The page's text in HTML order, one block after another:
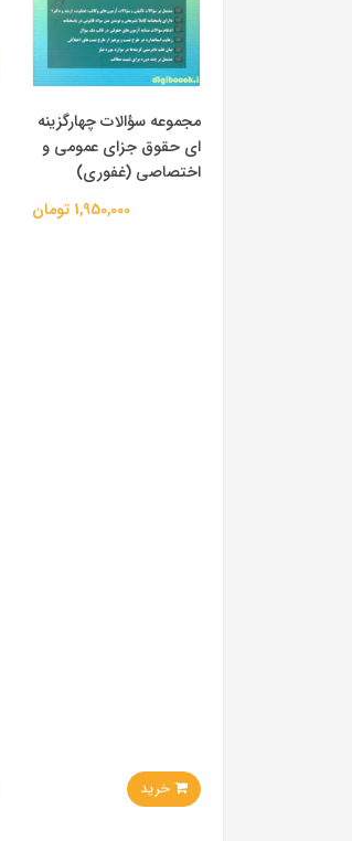
مجموعه سؤالات چهارگزینه
ای حقوق جزای عمومی و
اختصاصی (غفوری)
1,950,000 تومان
خرید